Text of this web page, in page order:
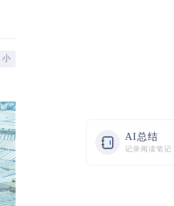
AI总结
记录阅读笔记
小